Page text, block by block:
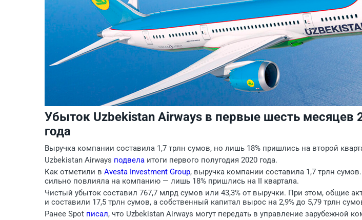
Убыток Uzbekistan Airways в первые шесть месяцев
года
Выручка компании составила 1,7 трлн сумов, но лишь 18% пришлись на второй
Uzbekistan Airways подвелаитоги первого полугодия 2020 года.
Как отметили в Avesta Investment Group, выручка компании составила 1,7 трлн
сильно повлияла на компанию — лишь 18% пришлись на II квартала.
Чистый убыток составил 767,7 млрд сумов или 43,3% от выручки. При этом, общие
и составили 17,5 трлн сумов, а собственный капитал вырос на 2,9% до 5,79 трлн
Ранее Spot писал, что Uzbekistan Airways могут передать в управление зарубежной